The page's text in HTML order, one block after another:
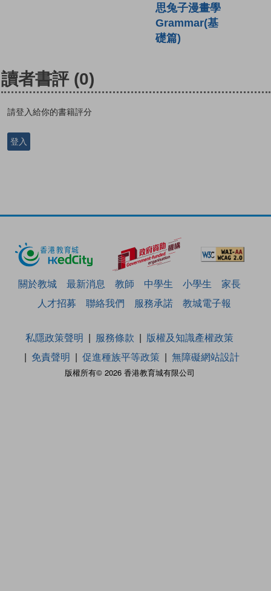
思兔子漫畫學
Grammar(基
礎篇)
讀者書評 (0)
請登入給你的書籍評分
登入
關於教城 最新消息 教師 中學生 小學生
家長
人才招募
聯絡我們 服務承諾 教城電子報
版權所有© 2026 香港教育城有限公司
私隱政策聲明 服務條款
版權及知識產權政策
免責聲明
促進種族平等政策 無障礙網站設計